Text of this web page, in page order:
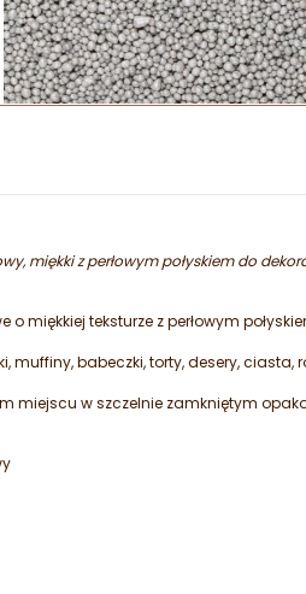
miękki z perłowym połyskiem do
o miękkiej teksturze z perłowym
muffiny, babeczki, torty, desery,
miejscu w szczelnie zamkniętym